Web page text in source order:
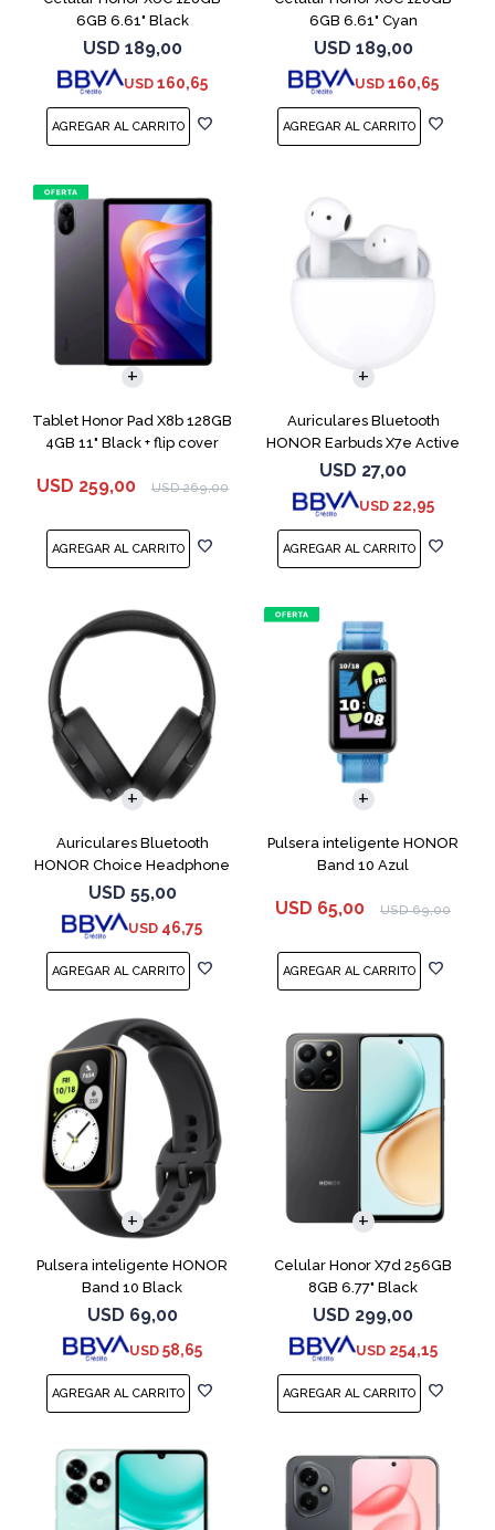
6GB 6.61" Black
USD 189,00
USD 160,65
6GB 6.61" Cyan
USD 189,00
USD 160,65
Tablet Honor Pad X8b 128GB
4GB 11" Black + flip cover
USD 259,00 USD 269,00
Auriculares Bluetooth
HONOR Earbuds X7e Active
TWS White
USD 27,00
USD 22,95
Auriculares Bluetooth
HONOR Choice Headphone
Black
USD 55,00
USD 46,75
Pulsera inteligente HONOR
Band 10 Azul
USD 65,00 USD 69,00
Pulsera inteligente HONOR
Band 10 Black
USD 69,00
USD 58,65
Celular Honor X7d 256GB
8GB 6.77" Black
USD 299,00
USD 254,15
COMPARAR